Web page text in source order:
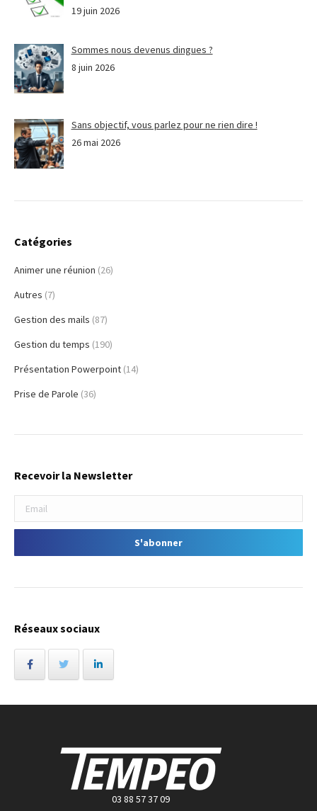
19 juin 2026
Sommes nous devenus dingues ?
8 juin 2026
Sans objectif, vous parlez pour ne rien dire !
26 mai 2026
Catégories
Animer une réunion (26)
Autres (7)
Gestion des mails (87)
Gestion du temps (190)
Présentation Powerpoint (14)
Prise de Parole (36)
Recevoir la Newsletter
Réseaux sociaux
03 88 57 37 09